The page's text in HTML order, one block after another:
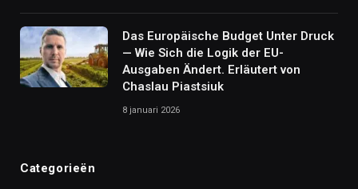
Das Europäische Budget Unter Druck
— Wie Sich die Logik der EU-
Ausgaben Ändert. Erläutert von
Chaslau Piastsiuk
8 januari 2026
Categorieën